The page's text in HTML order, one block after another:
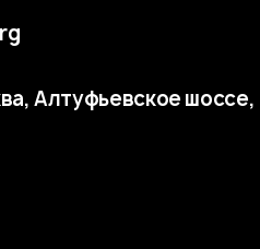
Алтуфьевское шоссе,